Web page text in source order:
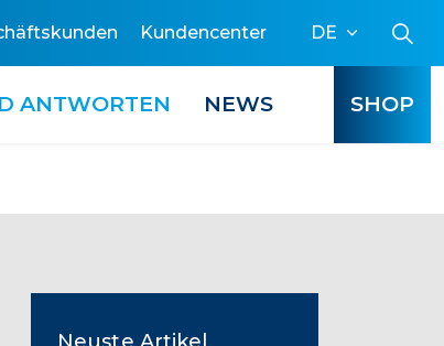
Kundencenter DE
ANTWORTEN NEWS SHOP